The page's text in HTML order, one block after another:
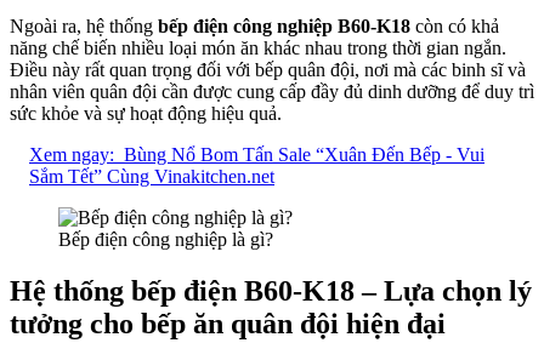
Ngoài ra, hệ thống bếp điện công nghiệp B60-K18 còn có khả
năng chế biến nhiều loại món ăn khác nhau trong thời gian ngắn.
Điều này rất quan trọng đối với bếp quân đội, nơi mà các binh sĩ và
nhân viên quân đội cần được cung cấp đầy đủ dinh dưỡng để duy trì
sức khỏe và sự hoạt động hiệu quả.
Xem ngay: Bùng Nổ Bom Tấn Sale “Xuân Đến Bếp - Vui
Sắm Tết” Cùng Vinakitchen.net
Bếp điện công nghiệp là gì?
Hệ thống bếp điện B60-K18 – Lựa chọn lý
tưởng cho bếp ăn quân đội hiện đại